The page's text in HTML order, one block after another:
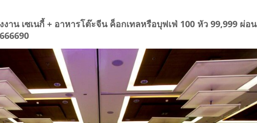
าน เซเนกี้ + อาหารโต๊ะจีน ค็อกเทลหรือบุฟเฟ่ 100 หัว 99,999 ผ่อน